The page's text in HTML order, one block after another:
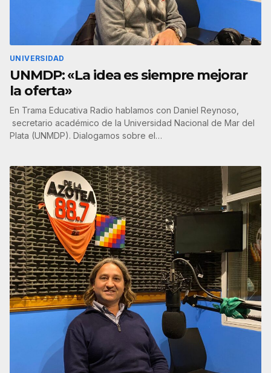
UNIVERSIDAD
UNMDP: «La idea es siempre mejorar
la oferta»
En Trama Educativa Radio hablamos con Daniel Reynoso,
secretario académico de la Universidad Nacional de Mar del
Plata (UNMDP). Dialogamos sobre el…